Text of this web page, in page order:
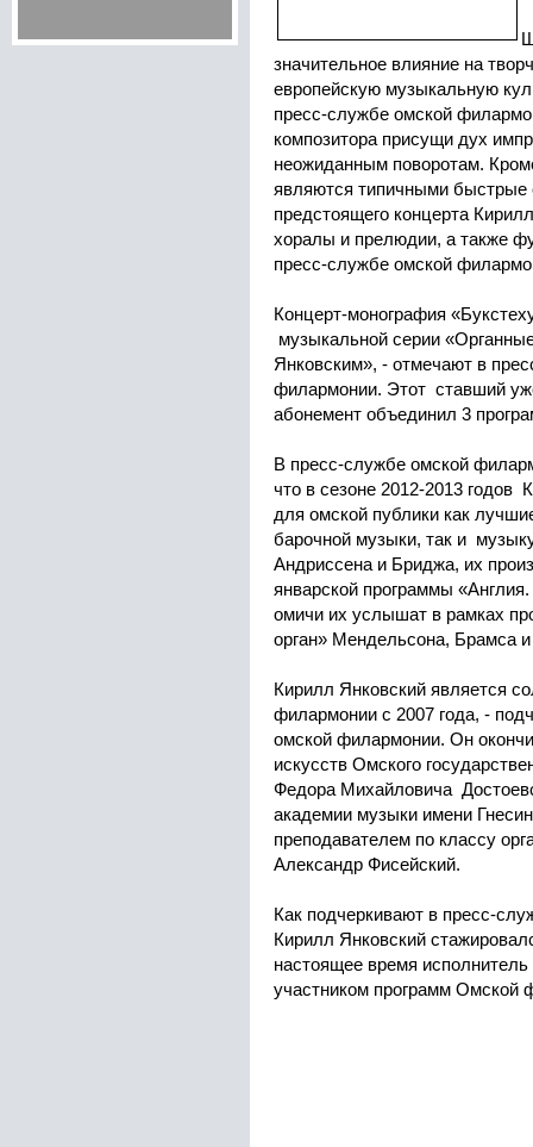
значительное влияние на
европейскую музыкальную
пресс-службе омской
композитора присущи дух
неожиданным поворотам.
являются типичными
предстоящего концерта
хоралы и прелюдии, а также
пресс-службе омской
Концерт-монография
музыкальной серии
Янковским», - отмечают в
филармонии. Этот ставший
абонемент объединил 3
В пресс-службе омской
что в сезоне 2012-2013 годов
для омской публики как
барочной музыки, так и
Андриссена и Бриджа, их
январской программы
омичи их услышат в рамках
орган» Мендельсона, Брамса
Кирилл Янковский является
филармонии с 2007 года, -
омской филармонии. Он
искусств Омского
Федора Михайловича
академии музыки имени
преподавателем по классу
Александр Фисейский.
Как подчеркивают в пресс-
Кирилл Янковский
настоящее время
участником программ Омской